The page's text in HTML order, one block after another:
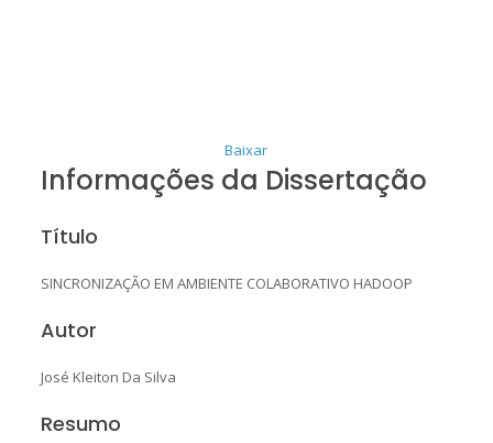
Baixar
Informações da Dissertação
Título
SINCRONIZAÇÃO EM AMBIENTE COLABORATIVO HADOOP
Autor
José Kleiton Da Silva
Resumo